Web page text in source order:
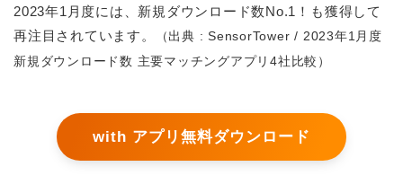
2023年1月度には、新規ダウンロード数No.1！も獲得して
再注目されています。
（出典 : SensorTower / 2023年1月度
新規ダウンロード数 主要マッチングアプリ4社比較）
with アプリ無料ダウンロード